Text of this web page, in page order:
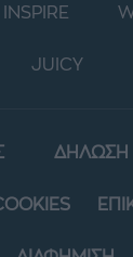
JUICY
ΔΗΛΩΣΗ